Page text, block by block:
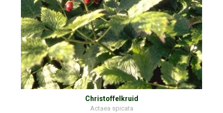
Christoffelkruid
Actaea spicata